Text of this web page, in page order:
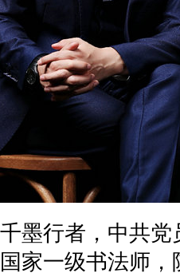
千墨行者，中共
家一级书法师